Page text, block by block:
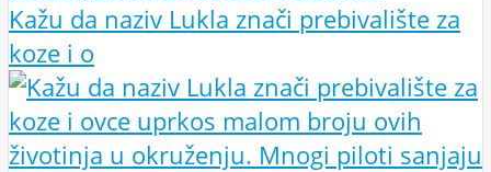
Kažu da naziv Lukla znači prebivalište za
koze i o